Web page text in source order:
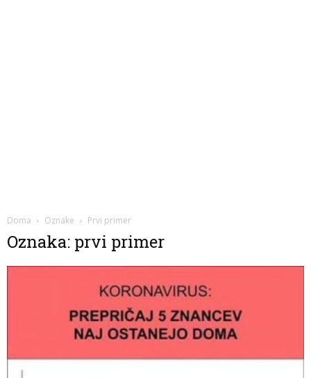
Doma Oznake Prvi primer
Oznaka: prvi primer